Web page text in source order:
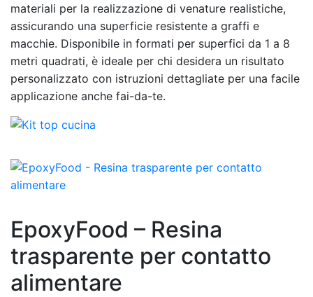
materiali per la realizzazione di venature realistiche,
assicurando una superficie resistente a graffi e
macchie. Disponibile in formati per superfici da 1 a 8
metri quadrati, è ideale per chi desidera un risultato
personalizzato con istruzioni dettagliate per una facile
applicazione anche fai-da-te.
EpoxyFood – Resina
trasparente per contatto
alimentare